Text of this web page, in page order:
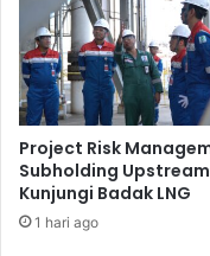
Ditemui disela-sela
menyampaikan
yang sudah
lingkungan sekitar,
Satimpo. Dengan
Project Risk
Subholding Upstream
Kunjungi Badak LNG
1 hari ago